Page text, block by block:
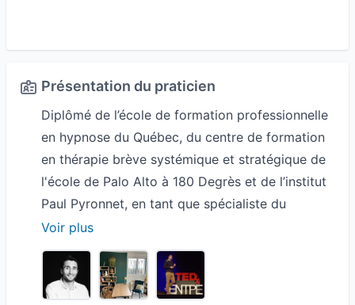
Présentation du praticien
Diplômé de l’école de formation professionnelle
en hypnose du Québec, du centre de formation
en thérapie brève systémique et stratégique de
l'école de Palo Alto à 180 Degrès et de l’institut
Paul Pyronnet, en tant que spécialiste du
développement personnel, j’accompagne de
manière individuelle ou collective les personnes
dans la vie quotidienne, le monde du sport et de
l’entreprise.
Voir plus